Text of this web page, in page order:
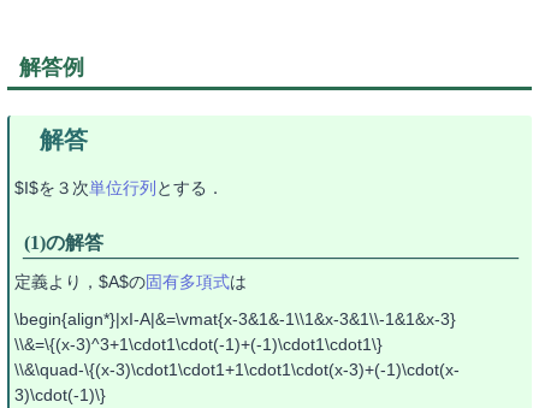
解答例
$I$を３次単位行列 とする．
(1)の解答
定義より，$A$の固有多項式は
\begin{align*}|xI-A|&=\vmat{x-3&1&-1\\1&x-3&1\\-1&1&x-3}
\\&=\{(x-3)^3+1\cdot1\cdot(-1)+(-1)\cdot1\cdot1\}
\\&\quad-\{(x-3)\cdot1\cdot1+1\cdot1\cdot(x-3)+(-1)\cdot(x-
3)\cdot(-1)\}